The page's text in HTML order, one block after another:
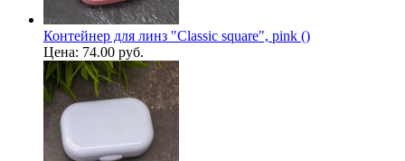
Контейнер для линз "Classic square", pink ()
Цена: 74.00 руб.